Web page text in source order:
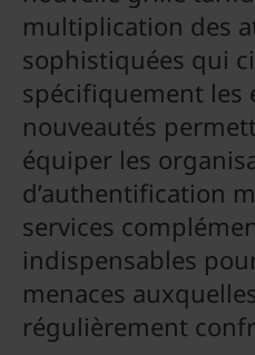
multiplication des
sophistiquées qui
spécifiquement les
nouveautés
équiper les
d’authentification
services
indispensables
menaces
régulièrement